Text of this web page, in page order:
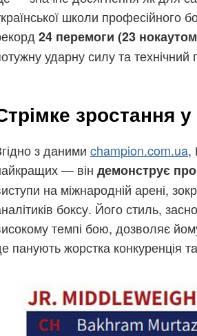
школи професійного
24 перемоги (23
ударну силу та технічний
зростання
з даними champion.com.ua,
— він демонструє
на міжнародній арені,
боксу. Його стиль,
темпі бою, дозволяє
панують жорстка конкуренція та